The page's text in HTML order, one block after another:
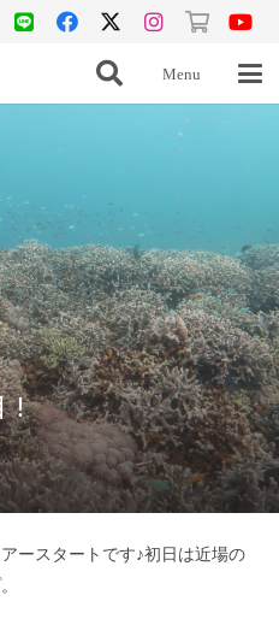
Menu
！
ースタートです♪初日は近場の